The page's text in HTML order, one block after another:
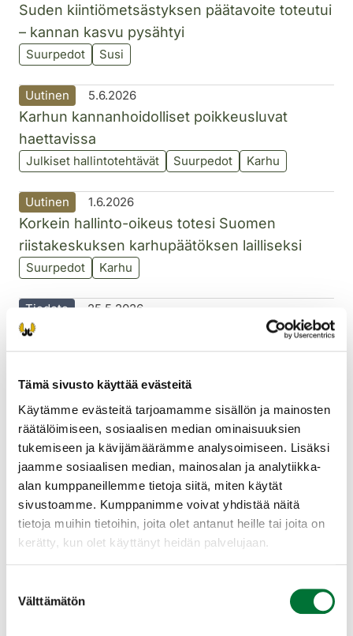
Tämä sivusto käyttää evästeitä
Käytämme evästeitä tarjoamamme sisällön ja mainosten
räätälöimiseen, sosiaalisen median ominaisuuksien
tukemiseen ja kävijämäärämme analysoimiseen. Lisäksi
jaamme sosiaalisen median, mainosalan ja analytiikka-
alan kumppaneillemme tietoja siitä, miten käytät
sivustoamme. Kumppanimme voivat yhdistää näitä
tietoja muihin tietoihin, joita olet antanut heille tai joita on
kerätty, kun olet käyttänyt heidän palvelujaan.
valinta
Välttämätön
Suden kiintiömetsästyksen päätavoite toteutui
– kannan kasvu pysähtyi
Suurpedot Susi
Uutinen 5.6.2026
Karhun kannanhoidolliset poikkeusluvat
haettavissa
Julkiset hallintotehtävät Suurpedot Karhu
Uutinen 1.6.2026
Korkein hallinto-oikeus totesi Suomen
riistakeskuksen karhupäätöksen lailliseksi
Suurpedot Karhu
Tiedote 25.5.2026
Päivitetyt petoaitaratkaisut parantavat
kotieläinten suojaa suurpedoiltа
Uutinen 20.5.2026
Tukea suurpetovahinkojen ennaltaehkäisyyn
laidunkaudella
Riistavahingot ja -konfliktit Suurpedot
Uutinen 27.4.2026
Pidetään karhut poissa pihoilta – pienillä teoilla
Pohjois-Karjala